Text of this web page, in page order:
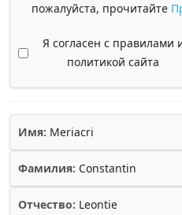
пожалуйста, прочитайте
Я согласен с правилами
политикой сайта
Имя: Meriacri
Фамилия: Constantin
Отчество: Leontie